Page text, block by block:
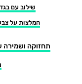
שילוב עם
המלצות על
תחזוקה ושמירה